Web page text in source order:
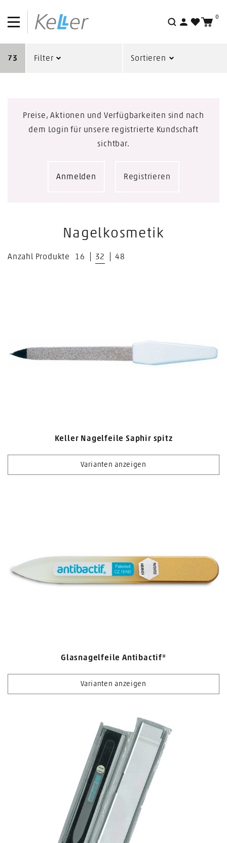
Suche
0
73 Filter Sortieren
Preise, Aktionen und Verfügbarkeiten sind nach
dem Login für unsere registrierte Kundschaft
sichtbar.
Anmelden Registrieren
Nagelkosmetik
Anzahl Produkte 16 32 48
Keller Nagelfeile Saphir spitz
Varianten anzeigen
Glasnagelfeile Antibactif®
Varianten anzeigen